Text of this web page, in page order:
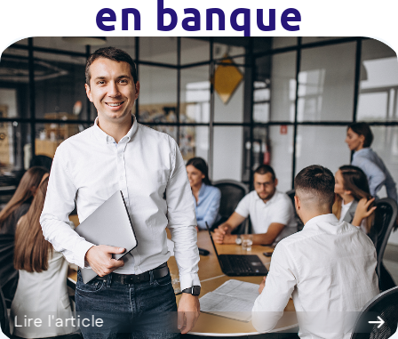
en banque
Lire l'article